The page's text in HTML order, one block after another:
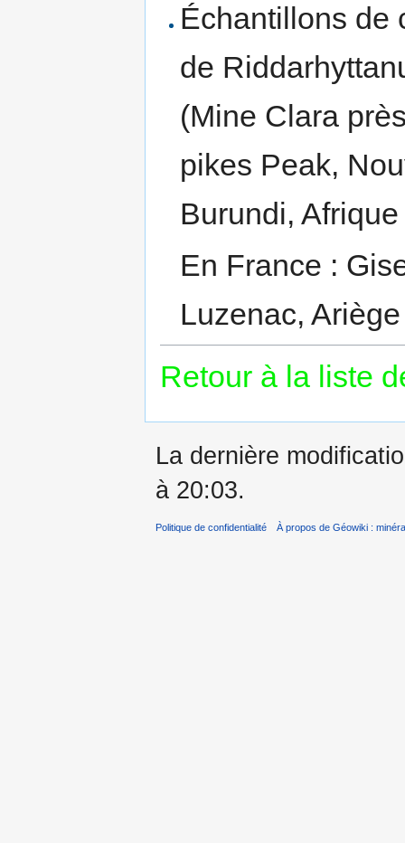
Échantillons de
de
(Mine Clara
pikes Peak,
Burundi,
En France :
Luzenac,
Retour à la liste
La dernière
à 20:03.
Politique de confidentialité À propos de Géowiki :